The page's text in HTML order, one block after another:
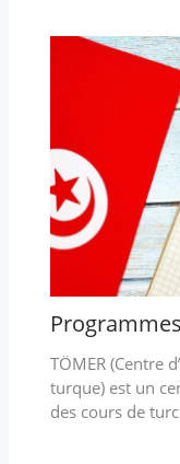
TÖMER (Centre
turque) est un
des cours de